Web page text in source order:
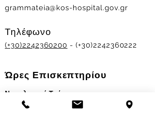
grammateia@kos-hospital.gov.gr
Τηλέφωνο
(+30)2242360200 - (+30)2242360222
Ώρες Επισκεπτηρίου
Νοσηλευτικά Τμήματα
Χειμερινό ωράριο: 11.00-13.00
17.30-19.30